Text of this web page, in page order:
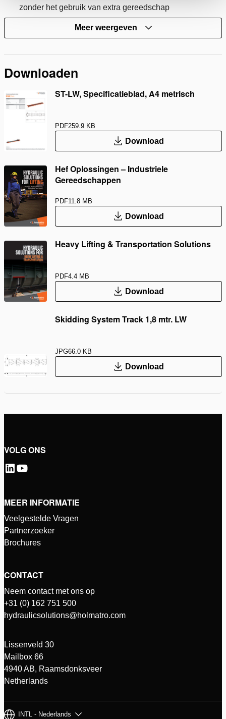
zonder het gebruik van extra gereedschap
Meer weergeven
Downloaden
ST-LW, Specificatieblad, A4 metrisch
PDF259.9 KB
Download
Hef Oplossingen – Industriele
Gereedschappen
PDF11.8 MB
Download
Heavy Lifting & Transportation Solutions
PDF4.4 MB
Download
Skidding System Track 1,8 mtr. LW
JPG66.0 KB
Download
VOLG ONS
MEER INFORMATIE
Veelgestelde Vragen
Partnerzoeker
Brochures
CONTACT
Neem contact met ons op
+31 (0) 162 751 500
hydraulicsolutions@holmatro.com
Lissenveld 30
Mailbox 66
4940 AB, Raamsdonksveer
Netherlands
INTL - Nederlands